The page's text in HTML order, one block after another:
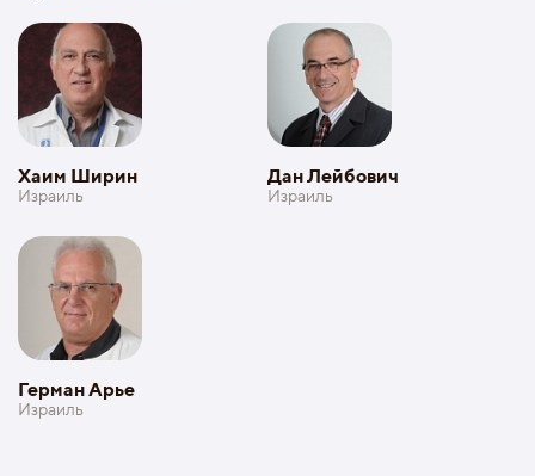
Хаим Ширин
Израиль
Дан Лейбович
Израиль
Герман Арье
Израиль